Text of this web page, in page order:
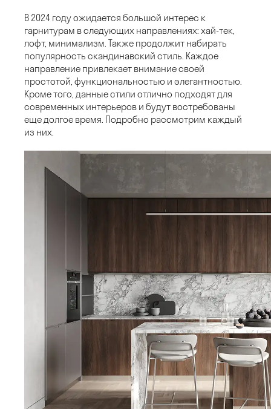
В 2024 году ожидается большой интерес к
гарнитурам в следующих направлениях: хай-тек,
лофт, минимализм. Также продолжит набирать
популярность скандинавский стиль. Каждое
направление привлекает внимание своей
простотой, функциональностью и элегантностью.
Кроме того, данные стили отлично подходят для
современных интерьеров и будут востребованы
еще долгое время. Подробно рассмотрим каждый
из них.